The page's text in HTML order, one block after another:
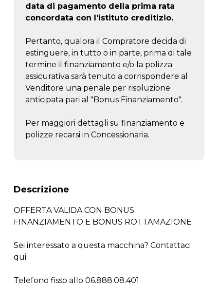
data di pagamento della prima rata
concordata con l'istituto creditizio.
Pertanto, qualora il Compratore decida di
estinguere, in tutto o in parte, prima di tale
termine il finanziamento e/o la polizza
assicurativa sarà tenuto a corrispondere al
Venditore una penale per risoluzione
anticipata pari al "Bonus Finanziamento".
Per maggiori dettagli su finanziamento e
polizze recarsi in Concessionaria.
Descrizione
OFFERTA VALIDA CON BONUS
FINANZIAMENTO E BONUS ROTTAMAZIONE
Sei interessato a questa macchina? Contattaci
qui:
Telefono fisso allo 06.888.08.401